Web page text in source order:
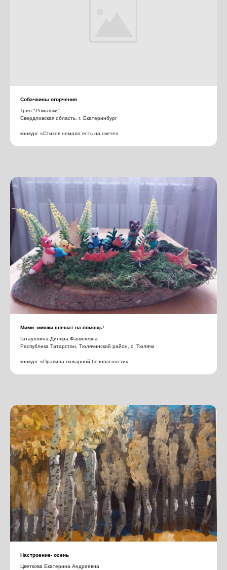
Собачкины огорчения
Трио "Ромашки"
Свердловская область, г. Екатеринбург
конкурс «Стихов немало есть на свете»
Мими -мишки спешат на помощь!
Гатауллина Диляра Фанилевна
Республика Татарстан, Тюлячинский район, с. Тюлячи
конкурс «Правила пожарной безопасности»
Настроение- осень
Цветкова Екатерина Андреевна